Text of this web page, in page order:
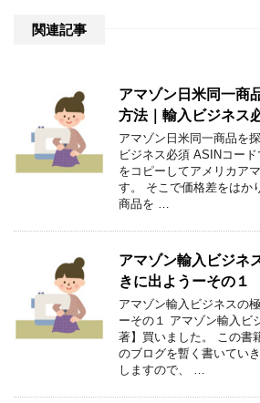
関連記事
アマゾン日米同一商
方法｜輸入ビジネス
アマゾン日米同一商品を
ビジネス必須 ASINコー
をコピーしてアメリカア
す。 そこで価格差をはか
商品を …
アマゾン輸入ビジネ
きに出ようーその１
アマゾン輸入ビジネスの
ーその１ アマゾン輸入ビ
著】買いました。 この書
のブログを暫く書いてい
しますので、 …